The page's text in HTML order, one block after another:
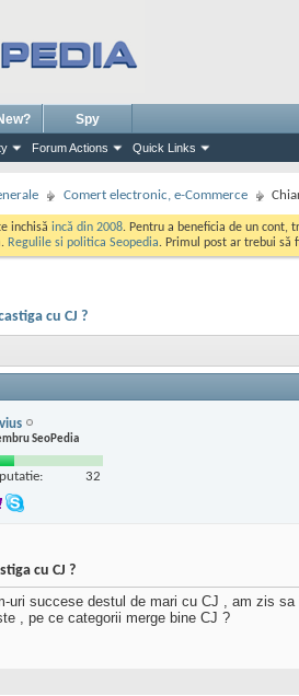
Forum Actions Quick Links
Spy
Comert electronic, e-Commerce
inchisă incă din 2008. Pentru a beneficia de un cont,
Regulile si politica Seopedia. Primul post ar trebui să
cu CJ ?
SeoPedia
32
cu CJ ?
uri succese destul de mari cu CJ , am zis
, pe ce categorii merge bine CJ ?